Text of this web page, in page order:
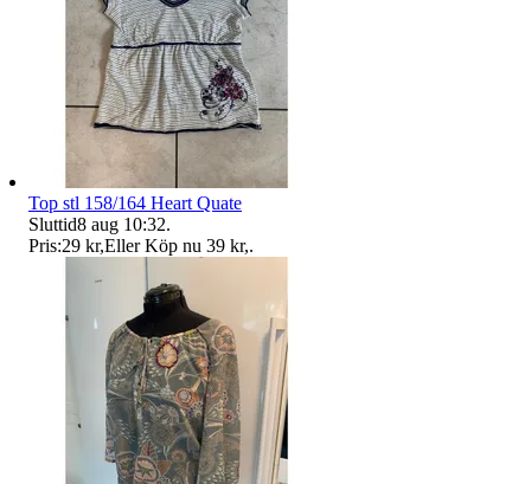
Top stl 158/164 Heart Quate
Sluttid8 aug 10:32.
Pris:29 kr,Eller Köp nu 39 kr,.